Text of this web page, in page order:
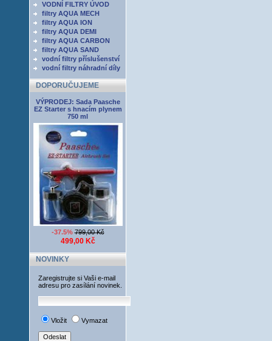
VODNÍ FILTRY ÚVOD
filtry AQUA MECH
filtry AQUA ION
filtry AQUA DEMI
filtry AQUA CARBON
filtry AQUA SAND
vodní filtry příslušenství
vodní filtry náhradní díly
DOPORUČUJEME
VÝPRODEJ: Sada Paasche
EZ Starter s hnacím plynem
750 ml
-37.5%799,00 Kč
499,00 Kč
NOVINKY
Zaregistrujte si Vaši e-mail
adresu pro zasílání novinek.
Vložit Vymazat